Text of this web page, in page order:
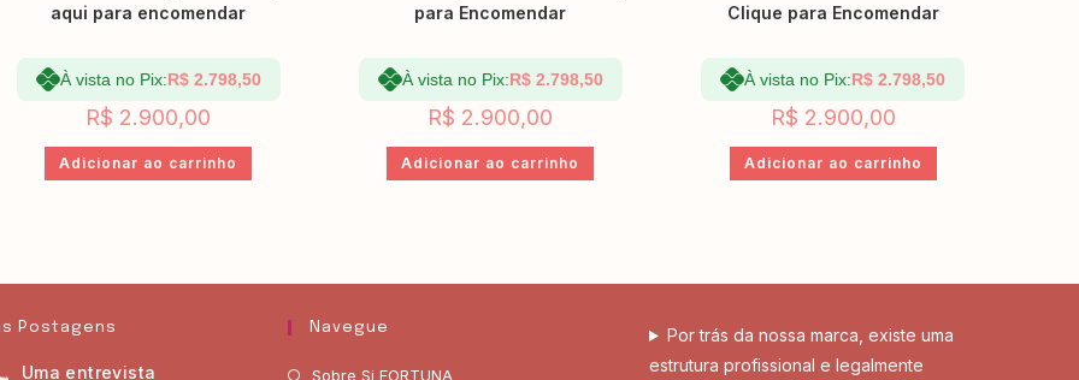
aqui para encomendar
À vista no Pix:R$2.798,50
R$ 2.900,00
Adicionar ao carrinho
para Encomendar
À vista no Pix:R$2.798,50
R$ 2.900,00
Adicionar ao carrinho
Clique para Encomendar
À vista no Pix:R$ 2.798,50
R$ 2.900,00
Adicionar ao carrinho
Postagens
Uma entrevista
Navegue
Sobre Si FORTUNA
Por trás da nossa marca, existe uma
estrutura profissional e legalmente